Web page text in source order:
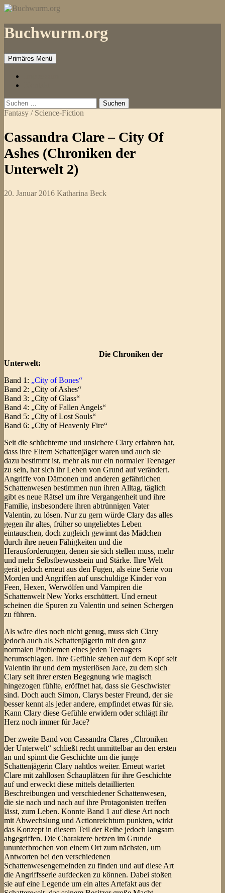
Zum
springen
Buchwurm.org
Primäres Menü
Suchen
nach:
Fantasy / Science-Fiction
Cassandra Clare – City Of
Ashes (Chroniken der
Unterwelt 2)
20. Januar 2016 Katharina Beck
Die Chroniken der
Unterwelt:
Band 1: „City of Bones“
Band 2: „City of Ashes“
Band 3: „City of Glass“
Band 4: „City of Fallen Angels“
Band 5: „City of Lost Souls“
Band 6: „City of Heavenly Fire“
Seit die schüchterne und unsichere Clary erfahren hat,
dass ihre Eltern Schattenjäger waren und auch sie
dazu bestimmt ist, mehr als nur ein normaler Teenager
zu sein, hat sich ihr Leben von Grund auf verändert.
Angriffe von Dämonen und anderen gefährlichen
Schattenwesen bestimmen nun ihren Alltag, täglich
gibt es neue Rätsel um ihre Vergangenheit und ihre
Familie, insbesondere ihren abtrünnigen Vater
Valentin, zu lösen. Nur zu gern würde Clary das alles
gegen ihr altes, früher so ungeliebtes Leben
eintauschen, doch zugleich gewinnt das Mädchen
durch ihre neuen Fähigkeiten und die
Herausforderungen, denen sie sich stellen muss, mehr
und mehr Selbstbewusstsein und Stärke. Ihre Welt
gerät jedoch erneut aus den Fugen, als eine Serie von
Morden und Angriffen auf unschuldige Kinder von
Feen, Hexen, Werwölfen und Vampiren die
Schattenwelt New Yorks erschüttert. Und erneut
scheinen die Spuren zu Valentin und seinen Schergen
zu führen.
Als wäre dies noch nicht genug, muss sich Clary
jedoch auch als Schattenjägerin mit den ganz
normalen Problemen eines jeden Teenagers
herumschlagen. Ihre Gefühle stehen auf dem Kopf seit
Valentin ihr und dem mysteriösen Jace, zu dem sich
Clary seit ihrer ersten Begegnung wie magisch
hingezogen fühlte, eröffnet hat, dass sie Geschwister
sind. Doch auch Simon, Clarys bester Freund, der sie
besser kennt als jeder andere, empfindet etwas für sie.
Kann Clary diese Gefühle erwidern oder schlägt ihr
Herz noch immer für Jace?
Der zweite Band von Cassandra Clares „Chroniken
der Unterwelt“ schließt recht unmittelbar an den ersten
an und spinnt die Geschichte um die junge
Schattenjägerin Clary nahtlos weiter. Erneut wartet
Clare mit zahllosen Schauplätzen für ihre Geschichte
auf und erweckt diese mittels detaillierten
Beschreibungen und verschiedener Schattenwesen,
die sie nach und nach auf ihre Protagonisten treffen
lässt, zum Leben. Konnte Band 1 auf diese Art noch
mit Abwechslung und Actionreichtum punkten, wirkt
das Konzept in diesem Teil der Reihe jedoch langsam
abgegriffen. Die Charaktere hetzen im Grunde
ununterbrochen von einem Ort zum nächsten, um
Antworten bei den verschiedenen
Schattenwesengemeinden zu finden und auf diese Art
die Angriffsserie aufdecken zu können. Dabei stoßen
sie auf eine Legende um ein altes Artefakt aus der